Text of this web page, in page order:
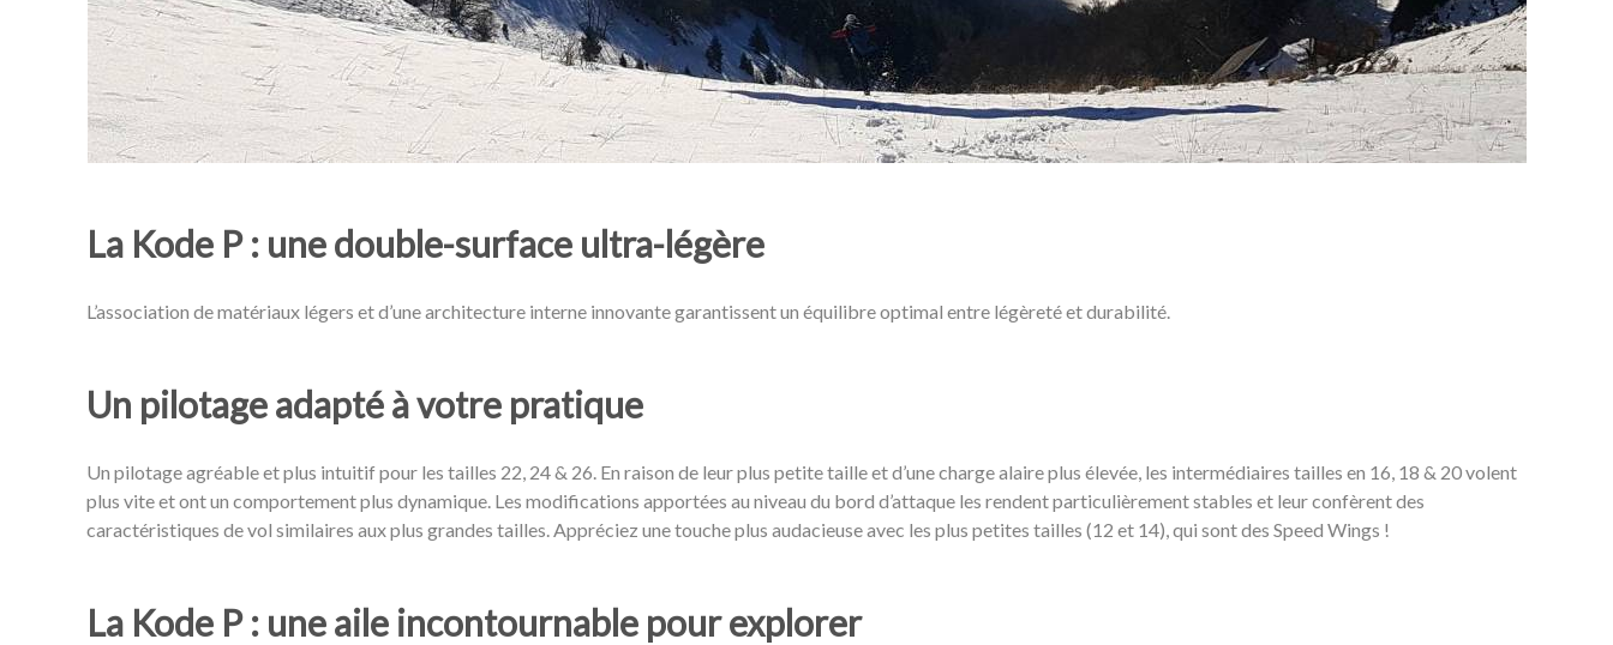
La Kode P : une double-surface ultra-légère
L’association de matériaux légers et d’une architecture interne innovante garantissent un équilibre optimal entre légèreté et durabilité.
Un pilotage adapté à votre pratique
Un pilotage agréable et plus intuitif pour les tailles 22, 24 & 26. En raison de leur plus petite taille et d’une charge alaire plus élevée, les intermédiaires tailles en 16, 18 & 20 volent
plus vite et ont un comportement plus dynamique. Les modifications apportées au niveau du bord d’attaque les rendent particulièrement stables et leur confèrent des
caractéristiques de vol similaires aux plus grandes tailles. Appréciez une touche plus audacieuse avec les plus petites tailles (12 et 14), qui sont des Speed Wings !
La Kode P : une aile incontournable pour explorer